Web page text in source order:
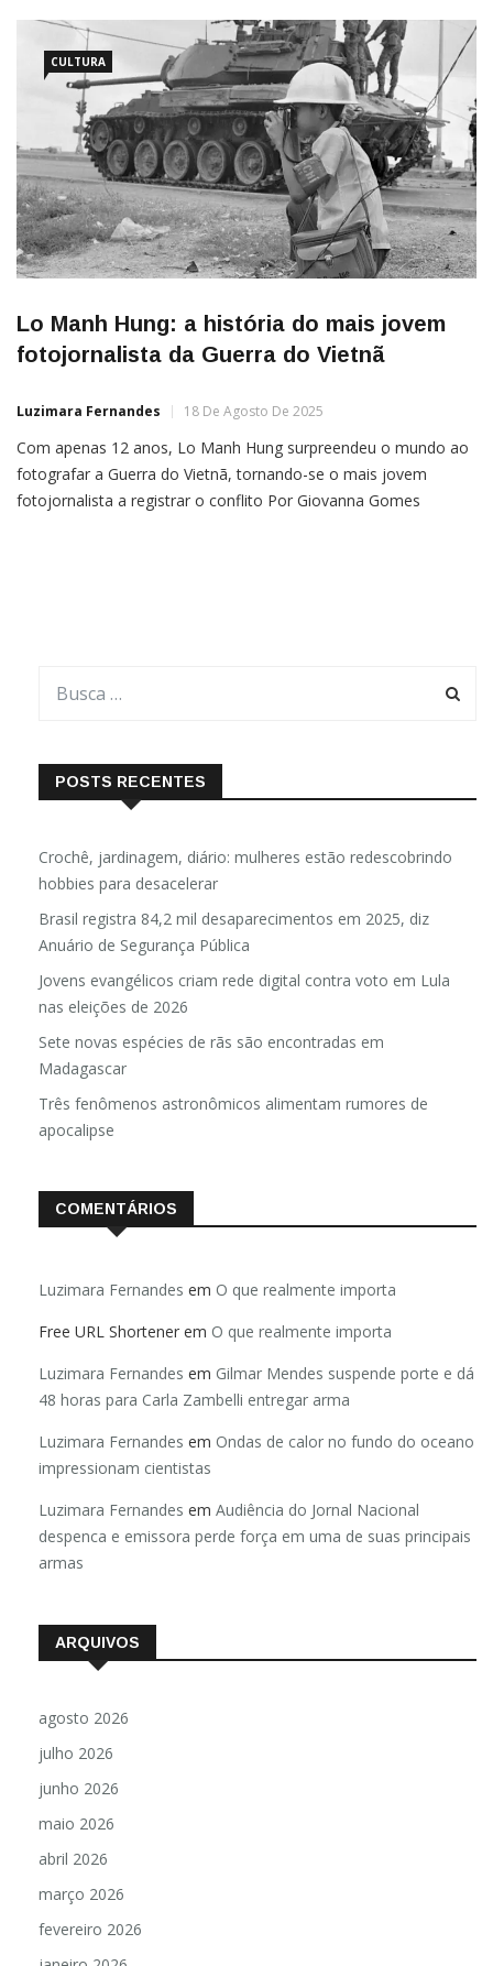
CULTURA
Lo Manh Hung: a história do mais jovem
fotojornalista da Guerra do Vietnã
Luzimara Fernandes 18 De Agosto De 2025
Com apenas 12 anos, Lo Manh Hung surpreendeu o mundo ao
fotografar a Guerra do Vietnã, tornando-se o mais jovem
fotojornalista a registrar o conflito Por Giovanna Gomes
POSTS RECENTES
Crochê, jardinagem, diário: mulheres estão redescobrindo
hobbies para desacelerar
Brasil registra 84,2 mil desaparecimentos em 2025, diz
Anuário de Segurança Pública
Jovens evangélicos criam rede digital contra voto em Lula
nas eleições de 2026
Sete novas espécies de rãs são encontradas em
Madagascar
Três fenômenos astronômicos alimentam rumores de
apocalipse
COMENTÁRIOS
Luzimara Fernandes em O que realmente importa
Free URL Shortener em O que realmente importa
Luzimara Fernandes em Gilmar Mendes suspende porte e dá
48 horas para Carla Zambelli entregar arma
Luzimara Fernandes em Ondas de calor no fundo do oceano
impressionam cientistas
Luzimara Fernandes em Audiência do Jornal Nacional
despenca e emissora perde força em uma de suas principais
armas
ARQUIVOS
agosto 2026
julho 2026
junho 2026
maio 2026
abril 2026
março 2026
fevereiro 2026